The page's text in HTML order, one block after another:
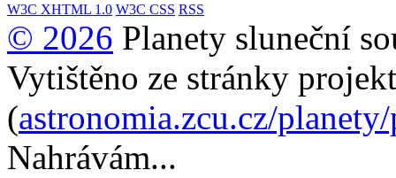
W3C XHTML 1.0 W3C CSS RSS
© 2026 Planety sluneční
Vytištěno ze stránky
(astronomia.zcu.cz/
Nahrávám...